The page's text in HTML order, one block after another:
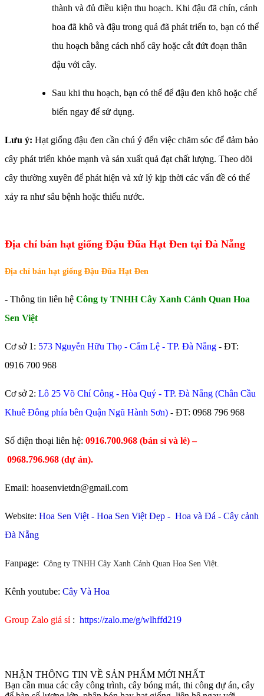
thành và đủ điều kiện thu hoạch. Khi đậu đã chín, cánh
hoa đã khô và đậu trong quả đã phát triển to, bạn có thể
thu hoạch bằng cách nhổ cây hoặc cắt đứt đoạn thân
đậu với cây.
Sau khi thu hoạch, bạn có thể để đậu đen khô hoặc chế
biến ngay để sử dụng.
Lưu ý: Hạt giống đậu đen cần chú ý đến việc chăm sóc để đảm bảo
cây phát triển khỏe mạnh và sản xuất quả đạt chất lượng. Theo dõi
cây thường xuyên để phát hiện và xử lý kịp thời các vấn đề có thể
xảy ra như sâu bệnh hoặc thiếu nước.
Địa chỉ bán hạt giống Đậu Đũa Hạt Đen tại Đà Nẵng
Địa chỉ bán hạt giống Đậu Đũa Hạt Đen
- Thông tin liên hệ Công ty TNHH Cây Xanh Cảnh Quan Hoa
Sen Việt
Cơ sở 1: 573 Nguyễn Hữu Thọ - Cẩm Lệ - TP. Đà Nẵng - ĐT:
0916 700 968
Cơ sở 2: Lô 25 Võ Chí Công - Hòa Quý - TP. Đà Nẵng (Chân Cầu
Khuê Đông phía bên Quận Ngũ Hành Sơn) - ĐT: 0968 796 968
​Số điện thoại liên hệ: 0916.700.968 (bán sỉ và lẻ) –
0968.796.968 (dự án).
Email: hoasenvietdn@gmail.com
Website: Hoa Sen Việt - Hoa Sen Việt Đẹp - Hoa và Đá - Cây cảnh
Đà Nẵng
Fanpage: Công ty TNHH Cây Xanh Cảnh Quan Hoa Sen Việt.
Kênh youtube: Cây Và Hoa
Group Zalo giá sỉ : https://zalo.me/g/wlhffd219
NHẬN THÔNG TIN VỀ SẢN PHẨM MỚI NHẤT
Bạn cần mua các cây công trình, cây bóng mát, thi công dự án, cây